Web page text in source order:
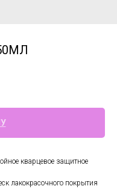
кварцевое защитное
лакокрасочного покрытия